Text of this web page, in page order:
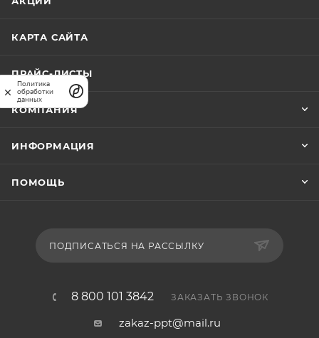
КАРТА САЙТА
ПРАЙС-ЛИСТЫ
КОМПАНИЯ
ИНФОРМАЦИЯ
ПОМОЩЬ
ПОДПИСАТЬСЯ НА РАССЫЛКУ
8 800 101 3842 ЗАКАЗАТЬ ЗВОНОК
zakaz-ppt@mail.ru
Политика
обработки
данных